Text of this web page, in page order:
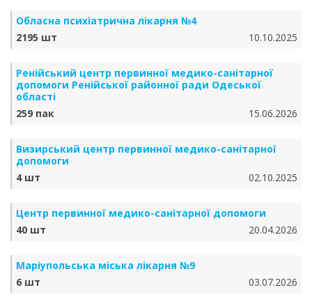
Обласна психіатрична лікарня №4
2195 шт
10.10.2025
Ренійський центр первинної медико-санітарної
допомоги Ренійської районної ради Одеської
області
259 пак
15.06.2026
Визирський центр первинної медико-санітарної
допомоги
4 шт
02.10.2025
Центр первинної медико-санітарної допомоги
40 шт
20.04.2026
Маріупольська міська лікарня №9
6 шт
03.07.2026